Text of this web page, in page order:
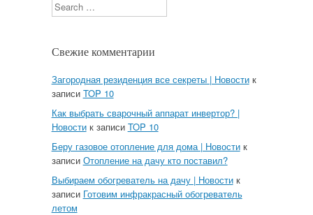
Search
Свежие комментарии
Загородная резиденция все секреты | Новостик
записи TOP 10
Как выбрать сварочный аппарат инвертор? |
Новостик записи TOP 10
Беру газовое отопление для дома | Новостик
записи Отопление на дачу кто поставил?
Выбираем обогреватель на дачу | Новостик
записи Готовим инфракрасный обогреватель
летом